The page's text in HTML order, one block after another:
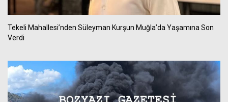
Tekeli Mahallesi’nden Süleyman Kurşun Muğla’da Yaşamına Son
Verdi